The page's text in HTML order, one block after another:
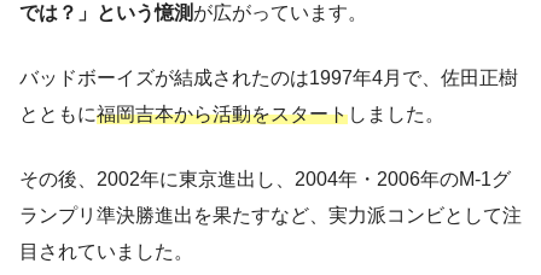
では？」という憶測 が広がっています。
バッドボーイズが結成されたのは1997年4月で、佐田正樹
とともに福岡吉本から活動をスタートしました。
その後、2002年に東京進出し、2004年・2006年のM-1グ
ランプリ準決勝進出を果たすなど、実力派コンビとして注
目されていました。